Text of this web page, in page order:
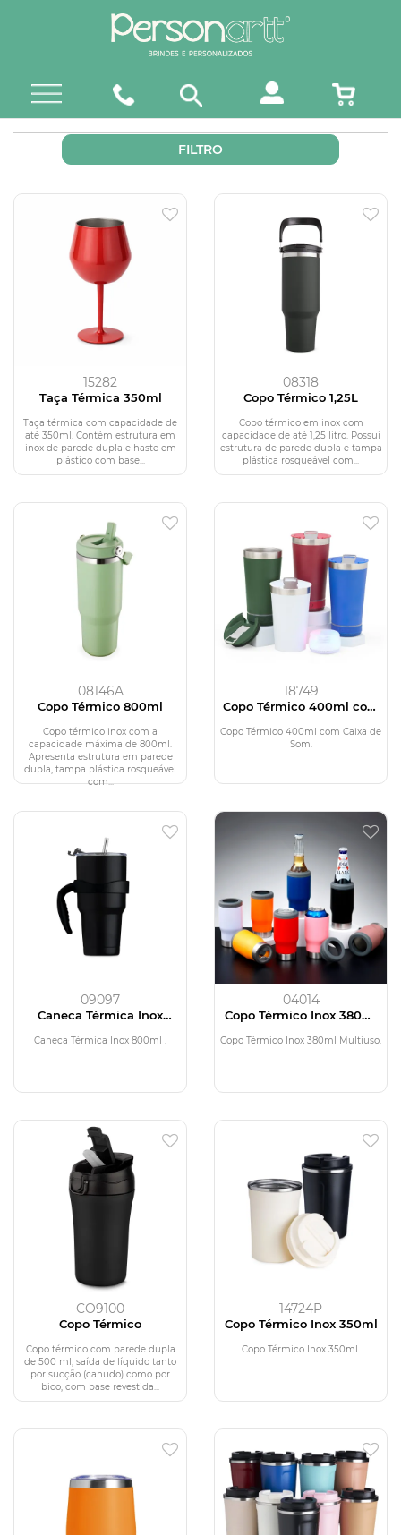
FILTRO
15282
Taça Térmica 350ml
Taça térmica com capacidade de
até 350ml. Contém estrutura em
inox de parede dupla e haste em
plástico com base...
08318
Copo Térmico 1,25L
Copo térmico em inox com
capacidade de até 1,25 litro. Possui
estrutura de parede dupla e tampa
plástica rosqueável com...
08146A
Copo Térmico 800ml
Copo térmico inox com a
capacidade máxima de 800ml.
Apresenta estrutura em parede
dupla, tampa plástica rosqueável
com...
18749
Copo Térmico 400ml com
Copo Térmico 400ml com Caixa de
Som.
09097
Caneca Térmica Inox
Caneca Térmica Inox 800ml .
04014
Copo Térmico Inox 380ml
Copo Térmico Inox 380ml Multiuso.
CO9100
Copo Térmico
Copo térmico com parede dupla
de 500 ml, saída de líquido tanto
por sucção (canudo) como por
bico, com base revestida...
14724P
Copo Térmico Inox 350ml
Copo Térmico Inox 350ml.